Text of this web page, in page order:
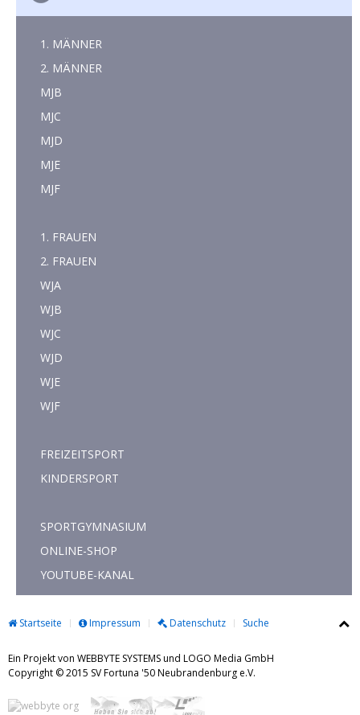
1. MÄNNER
2. MÄNNER
MJB
MJC
MJD
MJE
MJF
1. FRAUEN
2. FRAUEN
WJA
WJB
WJC
WJD
WJE
WJF
FREIZEITSPORT
KINDERSPORT
SPORTGYMNASIUM
ONLINE-SHOP
YOUTUBE-KANAL
Startseite Impressum Datenschutz Suche
Ein Projekt von WEBBYTE SYSTEMS und LOGO Media GmbH
Copyright © 2015 SV Fortuna '50 Neubrandenburg e.V.